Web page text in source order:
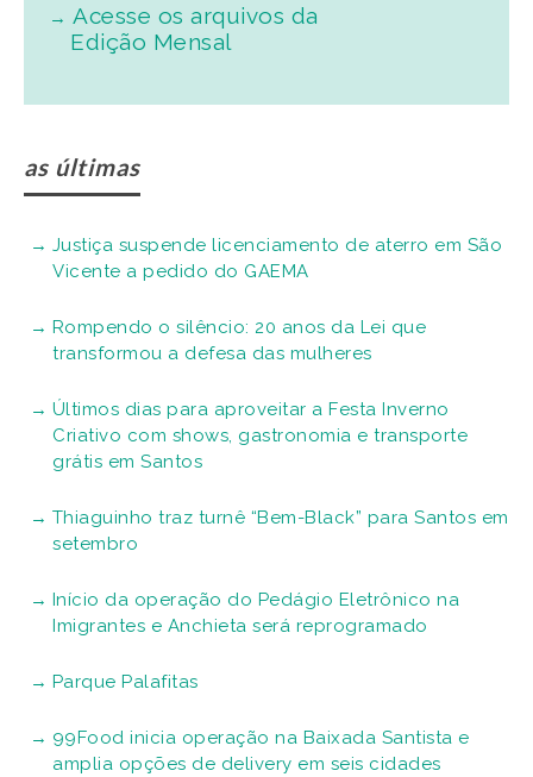
Acesse os arquivos da
Edição Mensal
as últimas
Justiça suspende licenciamento de aterro em São
Vicente a pedido do GAEMA
Rompendo o silêncio: 20 anos da Lei que
transformou a defesa das mulheres
Últimos dias para aproveitar a Festa Inverno
Criativo com shows, gastronomia e transporte
grátis em Santos
Thiaguinho traz turnê “Bem-Black” para Santos em
setembro
Início da operação do Pedágio Eletrônico na
Imigrantes e Anchieta será reprogramado
Parque Palafitas
99Food inicia operação na Baixada Santista e
amplia opções de delivery em seis cidades